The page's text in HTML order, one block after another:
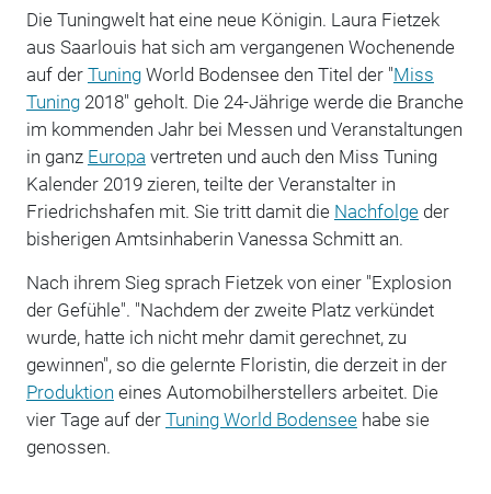
Die Tuningwelt hat eine neue Königin. Laura Fietzek
aus Saarlouis hat sich am vergangenen Wochenende
auf der TuningWorld Bodensee den Titel der "Miss
Tuning2018" geholt. Die 24-Jährige werde die Branche
im kommenden Jahr bei Messen und Veranstaltungen
in ganz Europa vertreten und auch den Miss Tuning
Kalender 2019 zieren, teilte der Veranstalter in
Friedrichshafen mit. Sie tritt damit die Nachfolgeder
bisherigen Amtsinhaberin Vanessa Schmitt an.
Nach ihrem Sieg sprach Fietzek von einer "Explosion
der Gefühle". "Nachdem der zweite Platz verkündet
wurde, hatte ich nicht mehr damit gerechnet, zu
gewinnen", so die gelernte Floristin, die derzeit in der
Produktion eines Automobilherstellers arbeitet. Die
vier Tage auf der Tuning World Bodenseehabe sie
genossen.